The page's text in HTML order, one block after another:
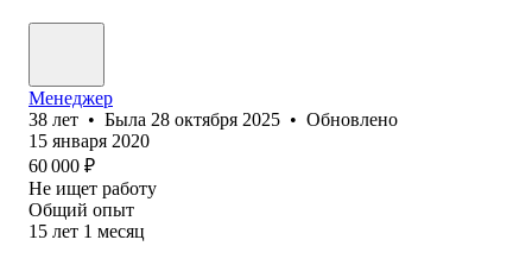
Менеджер
38 лет • Была 28 октября 2025 • Обновлено
15 января 2020
60 000 ₽
Не ищет работу
Общий опыт
15 лет 1 месяц